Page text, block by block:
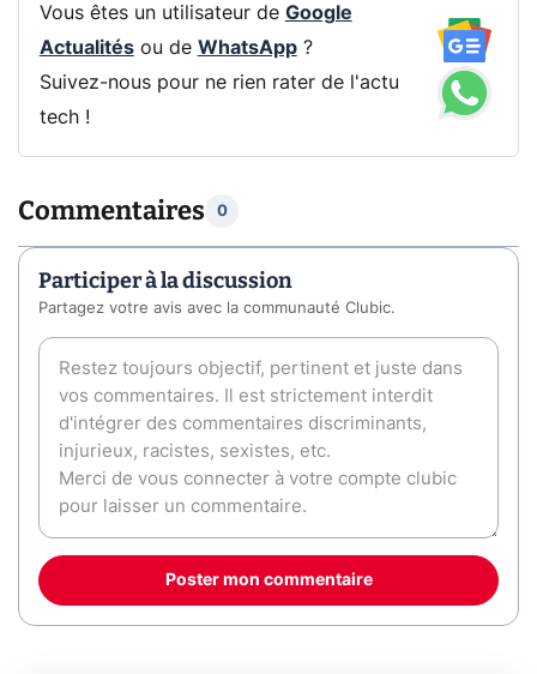
Vous êtes un utilisateur de Google
Actualitésou de WhatsApp?
Suivez-nous pour ne rien rater de l'actu
tech !
Commentaires 0
Participer à la discussion
Partagez votre avis avec la communauté Clubic.
Poster mon commentaire